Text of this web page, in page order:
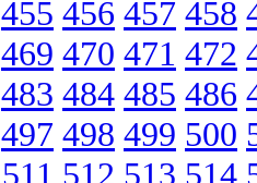
455 456 457 458
469 470 471 472
483 484 485 486
497 498 499 500
511 512 513 514